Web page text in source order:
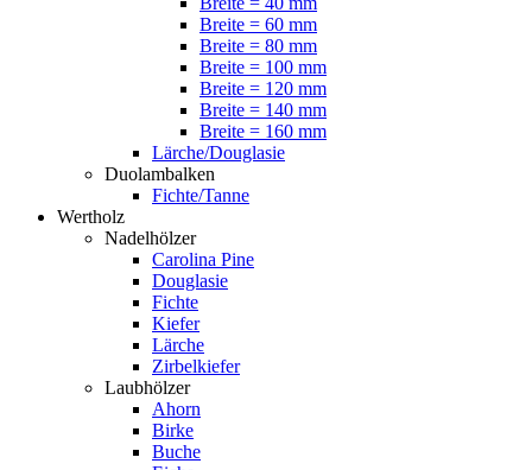
Breite = 60 mm
Breite = 80 mm
Breite = 100 mm
Breite = 120 mm
Breite = 140 mm
Breite = 160 mm
Lärche/Douglasie
Duolambalken
Fichte/Tanne
Wertholz
Nadelhölzer
Carolina Pine
Douglasie
Fichte
Kiefer
Lärche
Zirbelkiefer
Laubhölzer
Ahorn
Birke
Buche